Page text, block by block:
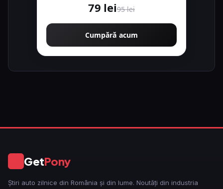
79 lei95 lei
Cumpără acum
GetPony
Știri auto zilnice din România și din lume. Noutăți din industria